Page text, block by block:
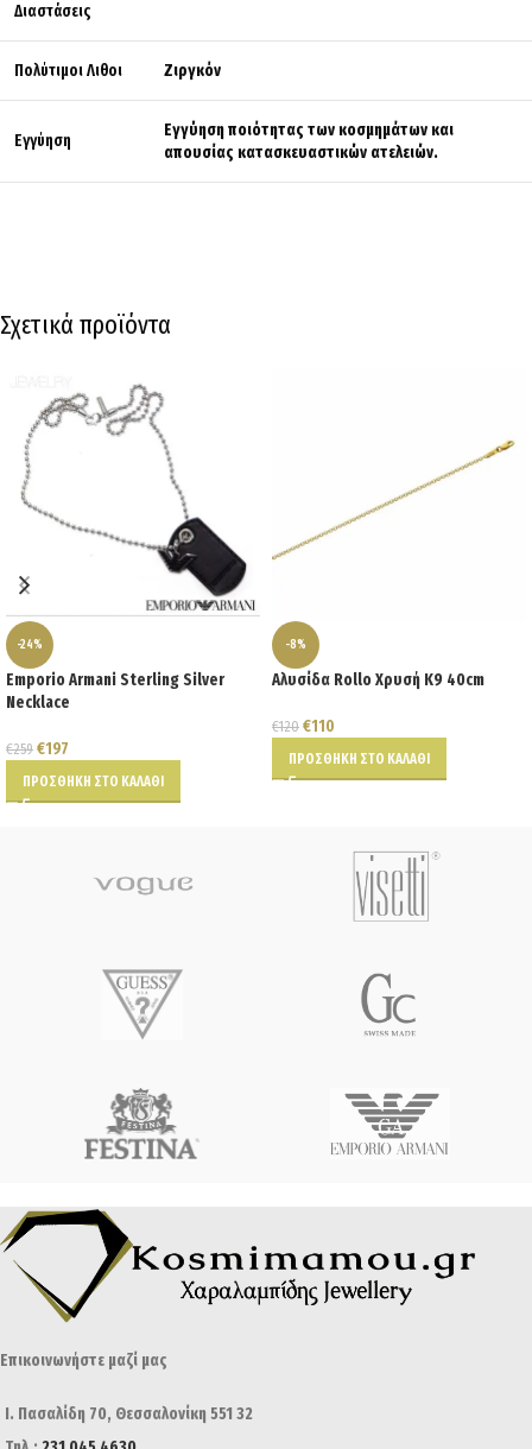
Διαστάσεις
Πολύτιμοι Λιθοι Ζιργκόν
Εγγύηση
Εγγύηση ποιότητας των κοσμημάτων και
απουσίας κατασκευαστικών ατελειών.
Σχετικά προϊόντα
-24%
Emporio Armani Sterling Silver
Necklace
€259 €197
ΠΡΟΣΘΉΚΗ ΣΤΟ ΚΑΛΆΘΙ
-8%
Αλυσίδα Rollo Χρυσή Κ9 40cm
€120 €110
ΠΡΟΣΘΉΚΗ ΣΤΟ ΚΑΛΆΘΙ
Επικοινωνήστε μαζί μας
Ι. Πασαλίδη 70, Θεσσαλονίκη 551 32